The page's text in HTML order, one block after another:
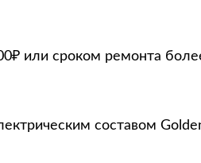
или сроком ремонта
составом